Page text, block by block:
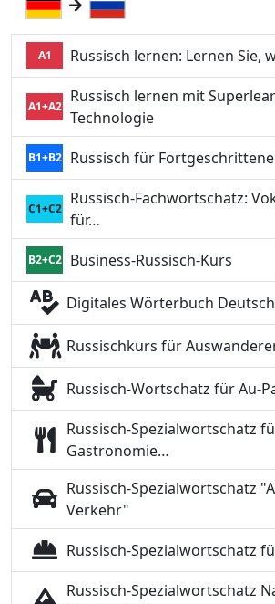
A1 Russisch lernen: Lernen Sie,
A1+A2
Russisch lernen mit
Technologie
B1+B2 Russisch für
C1+C2
Russisch-Fachwortschatz:
für…
B2+C2 Business-Russisch-Kurs
Digitales Wörterbuch
Russischkurs für
Russisch-Wortschatz für Au-
Russisch-Spezialwortschatz
Gastronomie…
Russisch-Spezialwortschatz
Verkehr"
Russisch-Spezialwortschatz
Russisch-Spezialwortschatz